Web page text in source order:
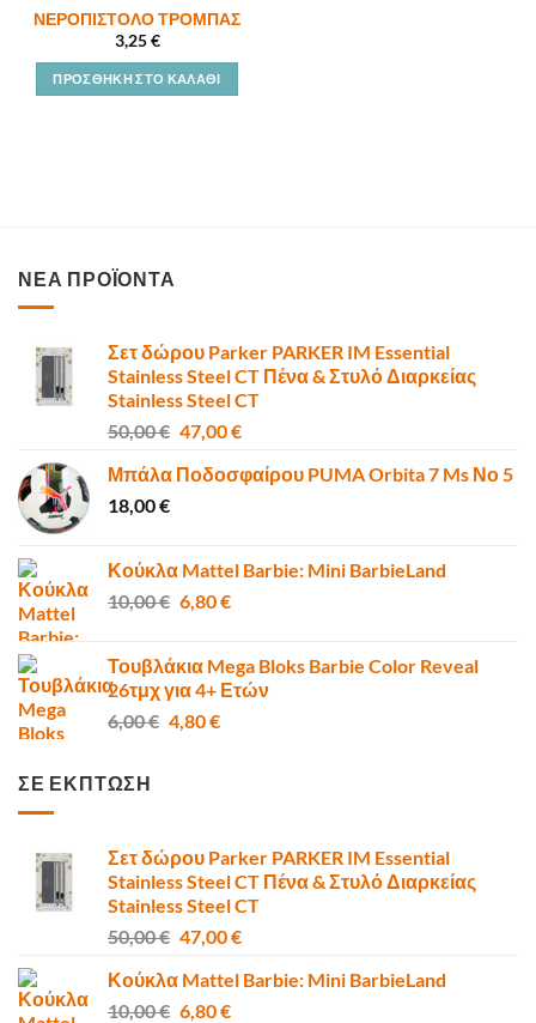
ΝΕΡΟΠΙΣΤΟΛΟ ΤΡΟΜΠΑΣ
3,25€
ΠΡΟΣΘΉΚΗ ΣΤΟ ΚΑΛΆΘΙ
ΝΕΑ ΠΡΟΪΟΝΤΑ
Σετ δώρου Parker PARKER IM Essential
Stainless Steel CT Πένα & Στυλό Διαρκείας
Stainless Steel CT
50,00€ Original
was:
47,00€Η
τιμή
Μπάλα Ποδοσφαίρου PUMA Orbita 7 Ms Νο 5
18,00€
Κούκλα Mattel Barbie: Mini BarbieLand
10,00€ Original
10,00 €.
6,80€Η
είναι:
6,80 €.
Τουβλάκια Mega Bloks Barbie Color Reveal
26τμχ για 4+ Ετών
6,00€ Original
4,80€Η
ΣΕ ΕΚΠΤΩΣΗ
Σετ δώρου Parker PARKER IM Essential
Stainless Steel CT Πένα & Στυλό Διαρκείας
Stainless Steel CT
50,00€ Original
was:
50,00 €.
47,00€Η
τιμή
Κούκλα Mattel Barbie: Mini BarbieLand
10,00€ Original
6,80€Η